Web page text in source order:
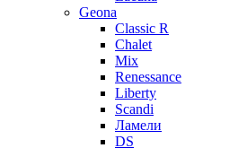
Geona
Classic R
Chalet
Mix
Renessance
Liberty
Scandi
Ламели
DS